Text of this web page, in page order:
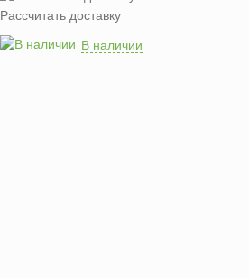
Рассчитать доставку
В наличии